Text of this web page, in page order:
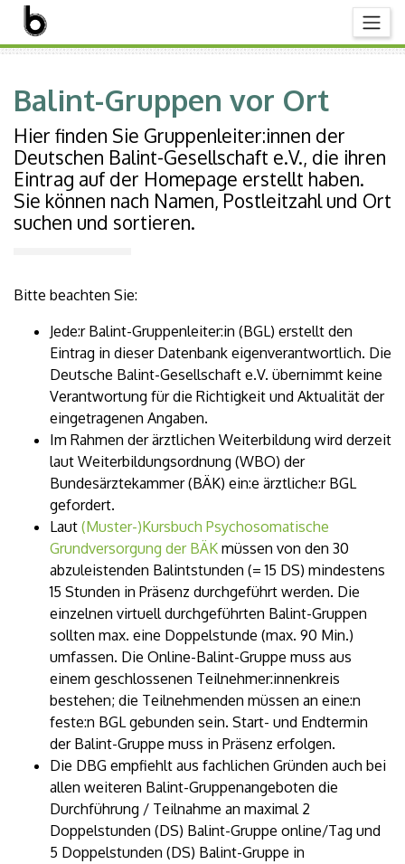
Balint-Gruppen vor Ort
Hier finden Sie Gruppenleiter:innen der
Deutschen Balint-Gesellschaft e.V., die ihren
Eintrag auf der Homepage erstellt haben.
Sie können nach Namen, Postleitzahl und Ort
suchen und sortieren.
Bitte beachten Sie:
Jede:r Balint-Gruppenleiter:in (BGL) erstellt den
Eintrag in dieser Datenbank eigenverantwortlich. Die
Deutsche Balint-Gesellschaft e.V. übernimmt keine
Verantwortung für die Richtigkeit und Aktualität der
eingetragenen Angaben.
Im Rahmen der ärztlichen Weiterbildung wird derzeit
laut Weiterbildungsordnung (WBO) der
Bundesärztekammer (BÄK) ein:e ärztliche:r BGL
gefordert.
Laut (Muster-)Kursbuch Psychosomatische
Grundversorgung der BÄK müssen von den 30
abzuleistenden Balintstunden (= 15 DS) mindestens
15 Stunden in Präsenz durchgeführt werden. Die
einzelnen virtuell durchgeführten Balint-Gruppen
sollten max. eine Doppelstunde (max. 90 Min.)
umfassen. Die Online-Balint-Gruppe muss aus
einem geschlossenen Teilnehmer:innenkreis
bestehen; die Teilnehmenden müssen an eine:n
feste:n BGL gebunden sein. Start- und Endtermin
der Balint-Gruppe muss in Präsenz erfolgen.
Die DBG empfiehlt aus fachlichen Gründen auch bei
allen weiteren Balint-Gruppenangeboten die
Durchführung / Teilnahme an maximal 2
Doppelstunden (DS) Balint-Gruppe online/Tag und
5 Doppelstunden (DS) Balint-Gruppe in